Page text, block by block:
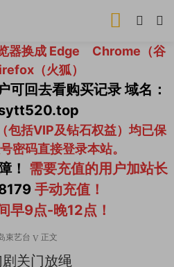
器换成 Edge Chrome（谷
（火狐）
可回去看购买记录 域名：
包括VIP及钻石权益）均已保
密码直接登录本站。
！ 需要充值的用户加站长
手动充值！
早9点-晚12点！
束艺台 正文
剧关门放绳